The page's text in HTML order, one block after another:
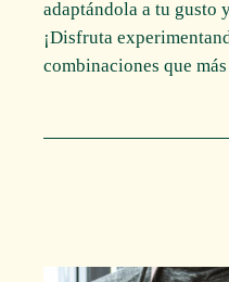
adaptándola a tu gusto
¡Disfruta
combinaciones que